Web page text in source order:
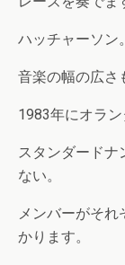
ハッチャーソン。
音楽の幅の広さ
1983年にオラン
スタンダードナ
ない。
メンバーがそれ
かります。